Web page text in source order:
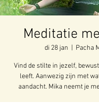
Meditatie
di 28 jan Pacha
Vind de stilte in jezelf,
leeft. Aanwezig zijn met
aandacht. Mika neemt je